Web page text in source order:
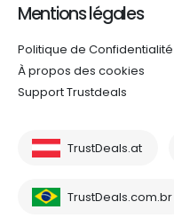
Mentions légales
Politique de Confidentialité
À propos des cookies
Support Trustdeals
TrustDeals.at
TrustDeals.com.br